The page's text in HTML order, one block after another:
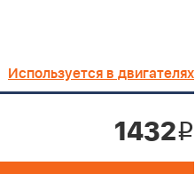
Используется в двигателях
1432i